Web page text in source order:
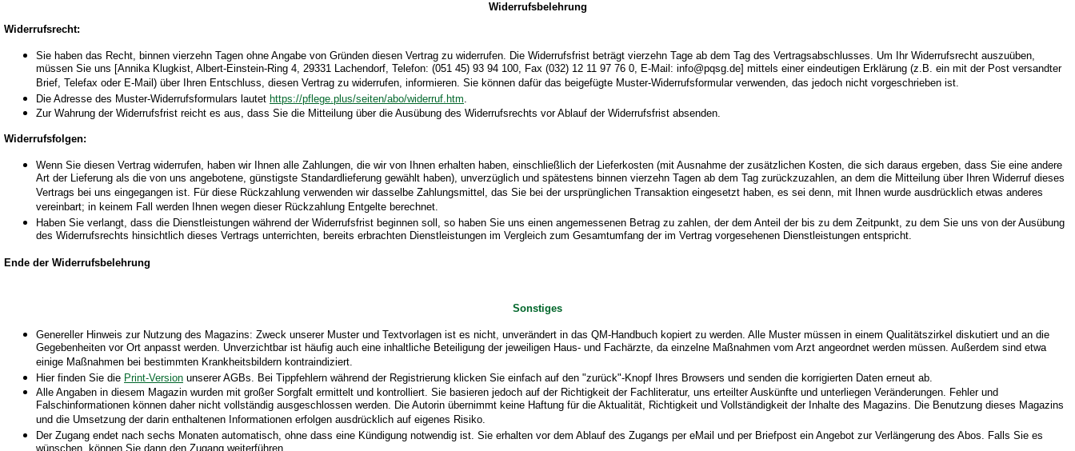
Widerrufsbelehrung
Widerrufsrecht:
Sie haben das Recht, binnen vierzehn Tagen ohne Angabe von Gründen diesen Vertrag zu widerrufen. Die Widerrufsfrist beträgt vierzehn Tage ab dem Tag des Vertragsabschlusses. Um Ihr Widerrufsrecht auszuüben,
müssen Sie uns [Annika Klugkist, Albert-Einstein-Ring 4, 29331 Lachendorf, Telefon: (051 45) 93 94 100, Fax (032) 12 11 97 76 0, E-Mail: info@pqsg.de] mittels einer eindeutigen Erklärung (z.B. ein mit der Post versandter
Brief, Telefax oder E-Mail) über Ihren Entschluss, diesen Vertrag zu widerrufen, informieren. Sie können dafür das beigefügte Muster-Widerrufsformular verwenden, das jedoch nicht vorgeschrieben ist.
Die Adresse des Muster-Widerrufsformulars lautet https://pflege.plus/seiten/abo/widerruf.htm.
Zur Wahrung der Widerrufsfrist reicht es aus, dass Sie die Mitteilung über die Ausübung des Widerrufsrechts vor Ablauf der Widerrufsfrist absenden.
Widerrufsfolgen:
Wenn Sie diesen Vertrag widerrufen, haben wir Ihnen alle Zahlungen, die wir von Ihnen erhalten haben, einschließlich der Lieferkosten (mit Ausnahme der zusätzlichen Kosten, die sich daraus ergeben, dass Sie eine andere
Art der Lieferung als die von uns angebotene, günstigste Standardlieferung gewählt haben), unverzüglich und spätestens binnen vierzehn Tagen ab dem Tag zurückzuzahlen, an dem die Mitteilung über Ihren Widerruf dieses
Vertrags bei uns eingegangen ist. Für diese Rückzahlung verwenden wir dasselbe Zahlungsmittel, das Sie bei der ursprünglichen Transaktion eingesetzt haben, es sei denn, mit Ihnen wurde ausdrücklich etwas anderes
vereinbart; in keinem Fall werden Ihnen wegen dieser Rückzahlung Entgelte berechnet.
Haben Sie verlangt, dass die Dienstleistungen während der Widerrufsfrist beginnen soll, so haben Sie uns einen angemessenen Betrag zu zahlen, der dem Anteil der bis zu dem Zeitpunkt, zu dem Sie uns von der Ausübung
des Widerrufsrechts hinsichtlich dieses Vertrags unterrichten, bereits erbrachten Dienstleistungen im Vergleich zum Gesamtumfang der im Vertrag vorgesehenen Dienstleistungen entspricht.
Ende der Widerrufsbelehrung
Sonstiges
Genereller Hinweis zur Nutzung des Magazins: Zweck unserer Muster und Textvorlagen ist es nicht, unverändert in das QM-Handbuch kopiert zu werden. Alle Muster müssen in einem Qualitätszirkel diskutiert und an die
Gegebenheiten vor Ort anpasst werden. Unverzichtbar ist häufig auch eine inhaltliche Beteiligung der jeweiligen Haus- und Fachärzte, da einzelne Maßnahmen vom Arzt angeordnet werden müssen. Außerdem sind etwa
einige Maßnahmen bei bestimmten Krankheitsbildern kontraindiziert.
Hier finden Sie die Print-Version unserer AGBs. Bei Tippfehlern während der Registrierung klicken Sie einfach auf den "zurück"-Knopf Ihres Browsers und senden die korrigierten Daten erneut ab.
Alle Angaben in diesem Magazin wurden mit großer Sorgfalt ermittelt und kontrolliert. Sie basieren jedoch auf der Richtigkeit der Fachliteratur, uns erteilter Auskünfte und unterliegen Veränderungen. Fehler und
Falschinformationen können daher nicht vollständig ausgeschlossen werden. Die Autorin übernimmt keine Haftung für die Aktualität, Richtigkeit und Vollständigkeit der Inhalte des Magazins. Die Benutzung dieses Magazins
und die Umsetzung der darin enthaltenen Informationen erfolgen ausdrücklich auf eigenes Risiko.
Der Zugang endet nach sechs Monaten automatisch, ohne dass eine Kündigung notwendig ist. Sie erhalten vor dem Ablauf des Zugangs per eMail und per Briefpost ein Angebot zur Verlängerung des Abos. Falls Sie es